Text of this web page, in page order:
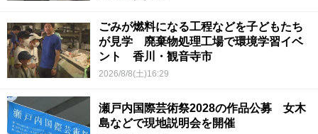
ごみが燃料になる工程などを子どもたち
が見学 廃棄物処理工場で環境学習イベ
ント 香川・観音寺市
2026/8/8(土)16:29
瀬戸内国際芸術祭2028の作品公募 女木
島などで現地説明会を開催